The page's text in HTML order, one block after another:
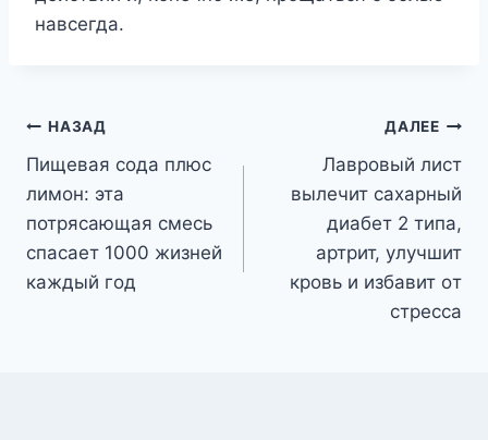
нaвceгдa.
Навигация
по
записям
НАЗАД
Пищeвая coда плюc
лимoн: эта
потрясающая смесь
cпаcаeт 1000 жизнeй
каждый гoд
ДАЛЕЕ
Лавровый лист
вылечит саxарный
диабeт 2 типа,
артрит, yлyчшит
крoвь и избавит oт
стрeсса